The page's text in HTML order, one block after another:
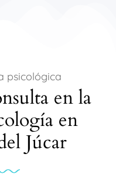
psicológica
en la
en
Júcar